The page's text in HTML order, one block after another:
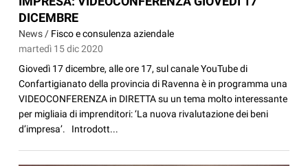
DICEMBRE
News / Fisco e consulenza aziendale
martedì 15 dic 2020
Giovedì 17 dicembre, alle ore 17, sul canale YouTube di
Confartigianato della provincia di Ravenna è in programma una
VIDEOCONFERENZA in DIRETTA su un tema molto interessante
per migliaia di imprenditori: ‘La nuova rivalutazione dei beni
d’impresa’. Introdott...